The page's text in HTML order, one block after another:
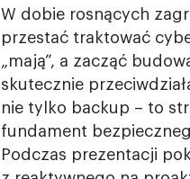
W dobie rosnących
przestać traktować
„mają”, a zacząć
skutecznie
nie tylko backup – to
fundament
Podczas prezentacji